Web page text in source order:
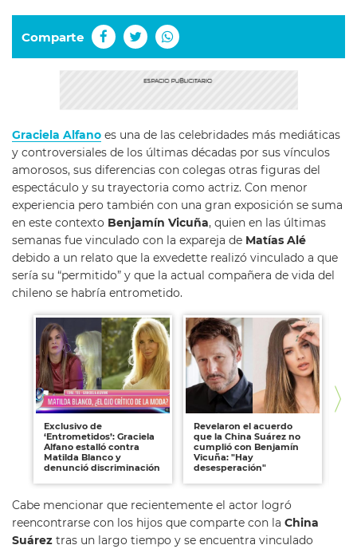
Comparte
Graciela Alfano es una de las celebridades más mediáticas
y controversiales de los últimas décadas por sus vínculos
amorosos, sus diferencias con colegas otras figuras del
espectáculo y su trayectoria como actriz. Con menor
experiencia pero también con una gran exposición se suma
en este contexto Benjamín Vicuña, quien en las últimas
semanas fue vinculado con la expareja de Matías Alé
debido a un relato que la exvedette realizó vinculado a que
sería su “permitido” y que la actual compañera de vida del
chileno se habría entrometido.
Exclusivo de
‘Entrometidos’: Graciela
Alfano estalló contra
Matilda Blanco y
denunció discriminación
Revelaron el acuerdo
que la China Suárez no
cumplió con Benjamín
Vicuña: "Hay
desesperación"
Cabe mencionar que recientemente el actor logró
reencontrarse con los hijos que comparte con la China
Suárez tras un largo tiempo y se encuentra vinculado